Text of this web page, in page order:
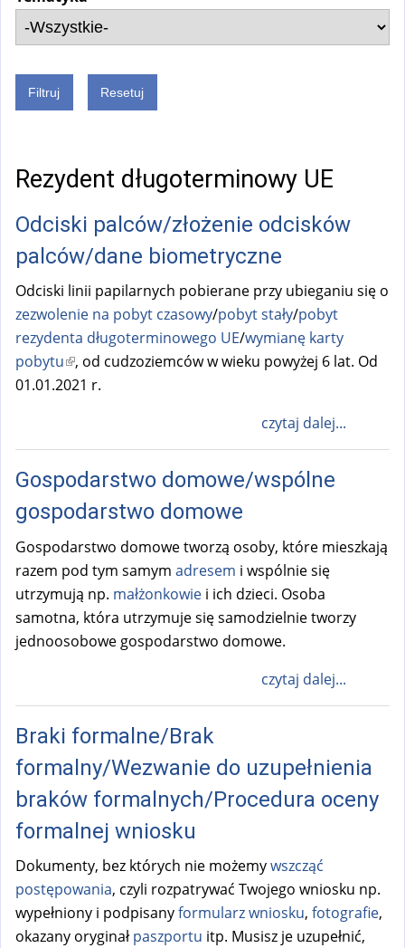
Rezydent długoterminowy UE
Odciski palców/złożenie odcisków
palców/dane biometryczne
Odciski linii papilarnych pobierane przy ubieganiu się o
zezwolenie na pobyt czasowy/pobyt stały/pobyt
rezydenta długoterminowego UE/wymianę karty
pobytu(
l
k
i
s
x
t
e
r
n
, od cudzoziemców w wieku powyżej 6 lat. Od
01.01.2021 r.
czytaj dalej...
Gospodarstwo domowe/wspólne
gospodarstwo domowe
Gospodarstwo domowe tworzą osoby, które mieszkają
razem pod tym samym adresem i wspólnie się
utrzymują np. małżonkowie i ich dzieci. Osoba
samotna, która utrzymuje się samodzielnie tworzy
jednoosobowe gospodarstwo domowe.
czytaj dalej...
Braki formalne/Brak
formalny/Wezwanie do uzupełnienia
braków formalnych/Procedura oceny
formalnej wniosku
Dokumenty, bez których nie możemywszcząć
postępowania, czyli rozpatrywać Twojego wniosku np.
wypełniony i podpisanyformularz wniosku, fotografie,
okazany oryginał paszportu itp. Musisz je uzupełnić,